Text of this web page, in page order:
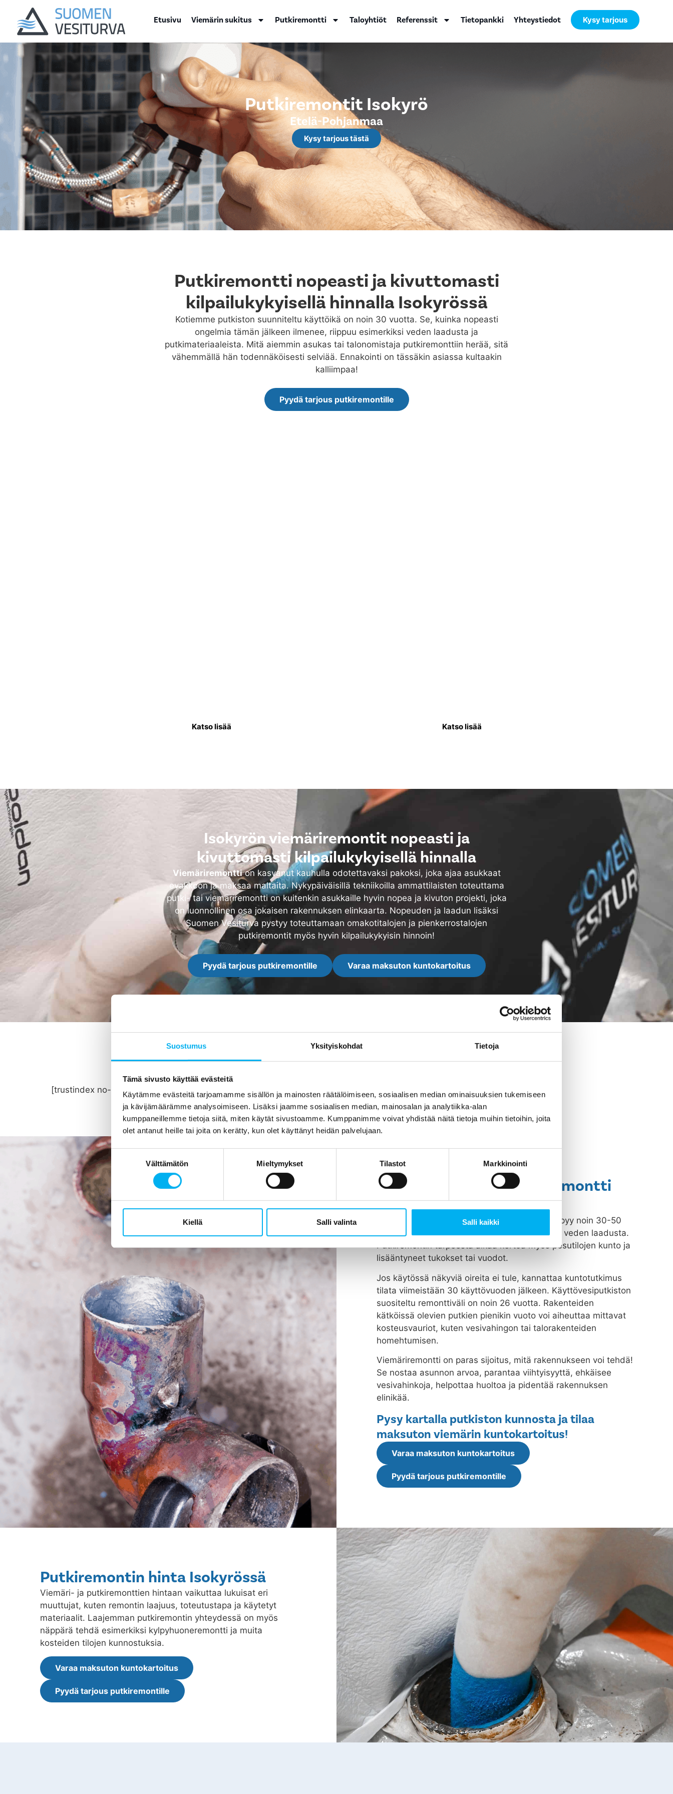
Suostumus Yksityiskohdat Tietoja
Tämä sivusto käyttää evästeitä
Käytämme evästeitä tarjoamamme sisällön ja mainosten räätälöimiseen, sosiaalisen median ominaisuuksien tukemiseen
ja kävijämäärämme analysoimiseen. Lisäksi jaamme sosiaalisen median, mainosalan ja analytiikka-alan
kumppaneillemme tietoja siitä, miten käytät sivustoamme. Kumppanimme voivat yhdistää näitä tietoja muihin tietoihin, joita
olet antanut heille tai joita on kerätty, kun olet käyttänyt heidän palvelujaan.
valinta
Välttämätön Mieltymykset Tilastot Markkinointi
Kiellä Salli valinta Salli kaikki
Etusivu Viemärin sukitus Putkiremontti Taloyhtiöt Referenssit Tietopankki Yhteystiedot Kysy tarjous
Putkiremontit Isokyrö
Etelä-Pohjanmaa
Kysy tarjous tästä
Putkiremontti nopeasti ja kivuttomasti
kilpailukykyisellä hinnalla Isokyrössä
Kotiemme putkiston suunniteltu käyttöikä on noin 30 vuotta. Se, kuinka nopeasti
ongelmia tämän jälkeen ilmenee, riippuu esimerkiksi veden laadusta ja
putkimateriaaleista. Mitä aiemmin asukas tai talonomistaja putkiremonttiin herää, sitä
vähemmällä hän todennäköisesti selviää. Ennakointi on tässäkin asiassa kultaakin
kalliimpaa!
Pyydä tarjous putkiremontille
Katso lisää Katso lisää
Isokyrön viemäriremontit nopeasti ja
kivuttomasti kilpailukykyisellä hinnalla
Viemäriremonttion kasvanut kauhulla odotettavaksi pakoksi, joka ajaa asukkaat
evakkoon ja maksaa maltaita. Nykypäiväisillä tekniikoilla ammattilaisten toteuttama
putki- tai viemäriremontti on kuitenkin asukkaille hyvin nopea ja kivuton projekti, joka
on luonnollinen osa jokaisen rakennuksen elinkaarta. Nopeuden ja laadun lisäksi
Suomen Vesiturva pystyy toteuttamaan omakotitalojen ja pienkerrostalojen
putkiremontit myös hyvin kilpailukykyisin hinnoin!
Pyydä tarjous putkiremontille Varaa maksuton kuntokartoitus
[trustindex no-registration=google]
Koska viemäri- tai putkiremontti
tehdään?
Rakennuksen putkisto vanhenee, kuluu ja syöpyy noin 30-50
vuodessa, riippuen putkiston materiaaleista ja veden laadusta.
Putkiremontin tarpeesta alkaa kertoa myös pesutilojen kunto ja
lisääntyneet tukokset tai vuodot.
Jos käytössä näkyviä oireita ei tule, kannattaa kuntotutkimus
tilata viimeistään 30 käyttövuoden jälkeen. Käyttövesiputkiston
suositeltu remonttiväli on noin 26 vuotta. Rakenteiden
kätköissä olevien putkien pienikin vuoto voi aiheuttaa mittavat
kosteusvauriot, kuten vesivahingon tai talorakenteiden
homehtumisen.
Viemäriremontti on paras sijoitus, mitä rakennukseen voi tehdä!
Se nostaa asunnon arvoa, parantaa viihtyisyyttä, ehkäisee
vesivahinkoja, helpottaa huoltoa ja pidentää rakennuksen
elinikää.
Pysy kartalla putkiston kunnosta ja tilaa
maksuton viemärin kuntokartoitus!
Varaa maksuton kuntokartoitus
Pyydä tarjous putkiremontille
Putkiremontin hinta Isokyrössä
Viemäri- ja putkiremonttien hintaan vaikuttaa lukuisat eri
muuttujat, kuten remontin laajuus, toteutustapa ja käytetyt
materiaalit. Laajemman putkiremontin yhteydessä on myös
näppärä tehdä esimerkiksi kylpyhuoneremontti ja muita
kosteiden tilojen kunnostuksia.
Varaa maksuton kuntokartoitus
Pyydä tarjous putkiremontille